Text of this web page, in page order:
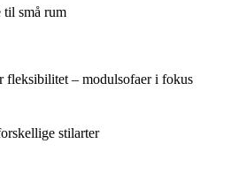
til små rum
fleksibilitet – modulsofaer i fokus
stilarter